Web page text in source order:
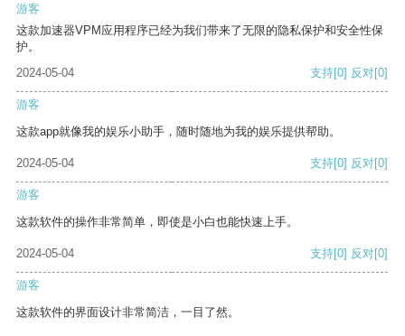
游客
这款加速器VPM应用程序已经为我们带来了无限的隐私保护和安全性保
护。
2024-05-04
支持[0] 反对[0]
游客
这款app就像我的娱乐小助手，随时随地为我的娱乐提供帮助。
2024-05-04 支持[0] 反对[0]
游客
这款软件的操作非常简单，即使是小白也能快速上手。
2024-05-04 支持[0] 反对[0]
游客
这款软件的界面设计非常简洁，一目了然。